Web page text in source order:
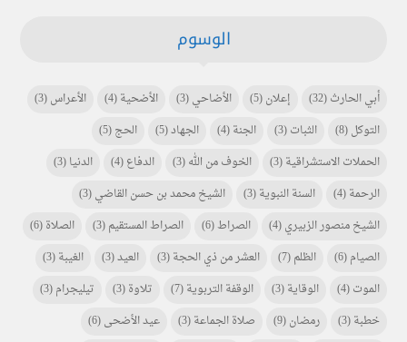
الوسوم
أبي الحارث(32) إعلان(5) الأضاحي(3) الأضحية(4) الأعراس(3)
التوكل(8) الثبات(3) الجنة(4) الجهاد(5) الحج(5)
الحملات الاستشراقية(3) الخوف من الله(3) الدفاع(4) الدنيا(3)
الرحمة(4) السنة النبوية(3) الشيخ محمد بن حسن القاضي(3)
الشيخ منصور الزبيري(4) الصراط(6) الصراط المستقيم(3) الصلاة(6)
الصيام(6) الظلم(7) العشر من ذي الحجة(3) العيد(3) الغيبة(3)
الموت(4) الوقاية(3) الوقفة التربوية(7) تلاوة(3) تيليجرام(3)
خطبة(3) رمضان(9) صلاة الجماعة(3) عيد الأضحى(6)